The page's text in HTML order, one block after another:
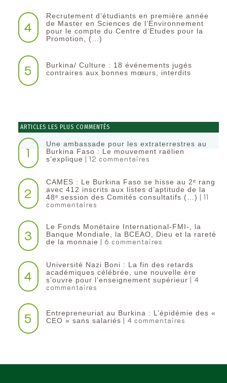
4
Recrutement d’étudiants en première année
de Master en Sciences de l’Environnement
pour le compte du Centre d’Etudes pour la
Promotion, (…)
5
Burkina/ Culture : 18 événements jugés
contraires aux bonnes mœurs, interdits
ARTICLES LES PLUS COMMENTÉS
1
Une ambassade pour les extraterrestres au
Burkina Faso : Le mouvement raëlien
s’explique | 12 commentaires
2
CAMES : Le Burkina Faso se hisse au 2ᵉ rang
avec 412 inscrits aux listes d’aptitude de la
48ᵉ session des Comités consultatifs (…) | 11
commentaires
3
Le Fonds Monétaire International-FMI-, la
Banque Mondiale, la BCEAO, Dieu et la rareté
de la monnaie | 6 commentaires
4
Université Nazi Boni : La fin des retards
académiques célébrée, une nouvelle ère
s’ouvre pour l’enseignement supérieur | 4
commentaires
5
Entrepreneuriat au Burkina : L’épidémie des «
CEO » sans salariés | 4 commentaires